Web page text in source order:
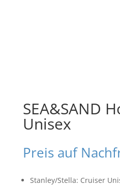
SEA&SAND
Unisex
Preis auf
Stanley/Stella: Cruiser